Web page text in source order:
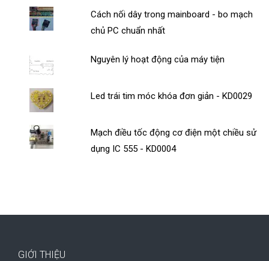
Cách nối dây trong mainboard - bo mạch
chủ PC chuẩn nhất
Nguyên lý hoạt động của máy tiện
Led trái tim móc khóa đơn giản - KD0029
Mạch điều tốc động cơ điện một chiều sử
dụng IC 555 - KD0004
GIỚI THIỆU